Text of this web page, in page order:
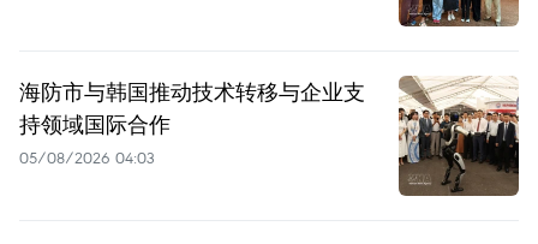
海防市与韩国推动技术转移与企业支
持领域国际合作
05/08/2026 04:03